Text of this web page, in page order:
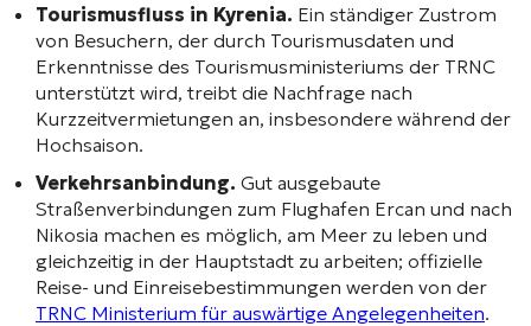
Tourismusfluss in Kyrenia. Ein ständiger Zustrom
von Besuchern, der durch Tourismusdaten und
Erkenntnisse des Tourismusministeriums der TRNC
unterstützt wird, treibt die Nachfrage nach
Kurzzeitvermietungen an, insbesondere während der
Hochsaison.
Verkehrsanbindung. Gut ausgebaute
Straßenverbindungen zum Flughafen Ercan und nach
Nikosia machen es möglich, am Meer zu leben und
gleichzeitig in der Hauptstadt zu arbeiten; offizielle
Reise- und Einreisebestimmungen werden von der
TRNC Ministerium für auswärtige Angelegenheiten.